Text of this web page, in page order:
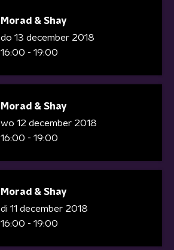
Morad & Shay
do 13 december 2018
16:00 - 19:00
Morad & Shay
wo 12 december 2018
16:00 - 19:00
Morad & Shay
di 11 december 2018
16:00 - 19:00